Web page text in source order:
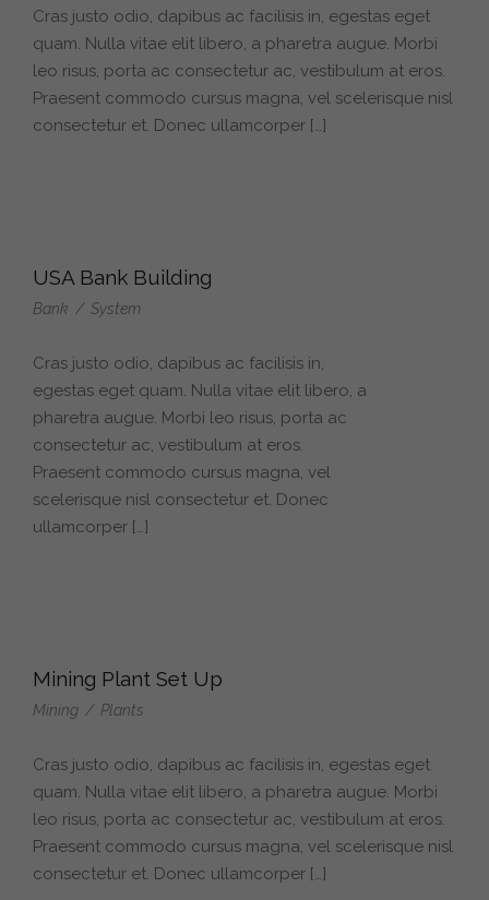
Cras justo odio, dapibus ac facilisis in, egestas eget
quam. Nulla vitae elit libero, a pharetra augue. Morbi
leo risus, porta ac consectetur ac, vestibulum at eros.
Praesent commodo cursus magna, vel scelerisque nisl
consectetur et. Donec ullamcorper […]
USA Bank Building
Bank / System
Cras justo odio, dapibus ac facilisis in,
egestas eget quam. Nulla vitae elit libero, a
pharetra augue. Morbi leo risus, porta ac
consectetur ac, vestibulum at eros.
Praesent commodo cursus magna, vel
scelerisque nisl consectetur et. Donec
ullamcorper […]
Mining Plant Set Up
Mining / Plants
Cras justo odio, dapibus ac facilisis in, egestas eget
quam. Nulla vitae elit libero, a pharetra augue. Morbi
leo risus, porta ac consectetur ac, vestibulum at eros.
Praesent commodo cursus magna, vel scelerisque nisl
consectetur et. Donec ullamcorper […]